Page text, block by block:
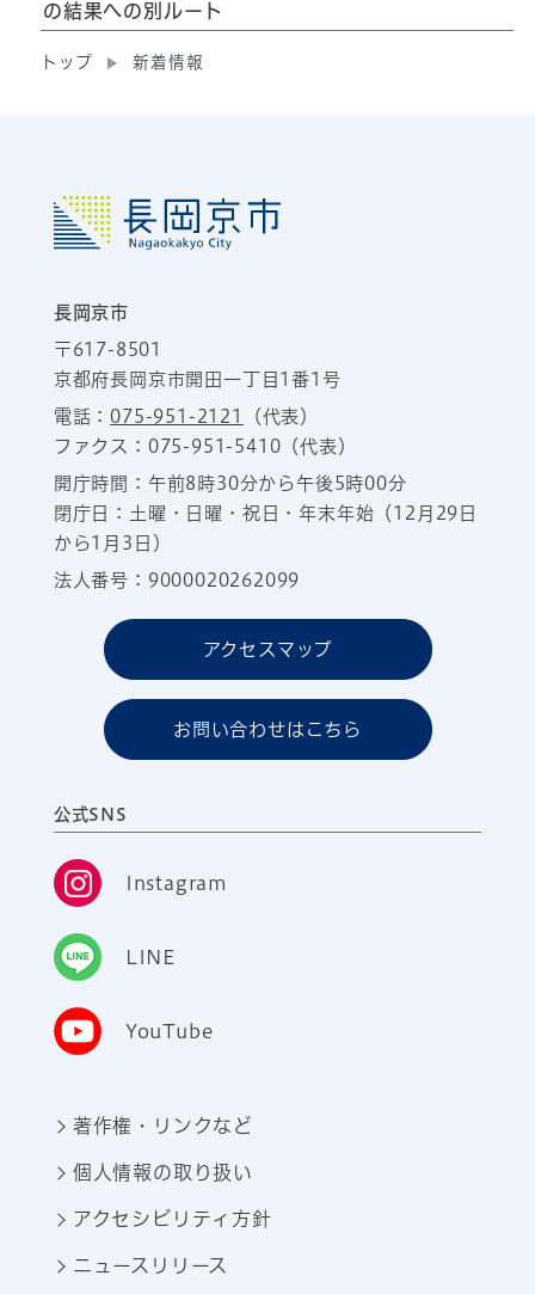
の結果への別ルート
トップ 新着情報
長岡京市
〒617-8501
京都府長岡京市開田一丁目1番1号
電話：075-951-2121
（代表）
ファクス：075-951-5410（代表）
開庁時間：午前8時30分から午後5時00分
閉庁日：土曜・日曜・祝日・年末年始（12月29日
から1月3日）
法人番号：9000020262099
アクセスマップ
お問い合わせはこちら
公式SNS
Instagram
LINE
YouTube
著作権・リンクなど
個人情報の取り扱い
アクセシビリティ方針
ニュースリリース